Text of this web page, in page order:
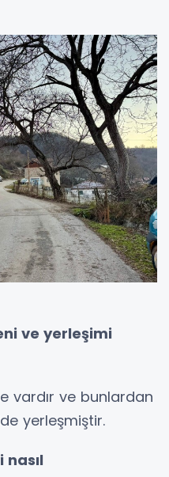
ve yerleşimi
vardır ve bunlardan
yerleşmiştir.
nasıl